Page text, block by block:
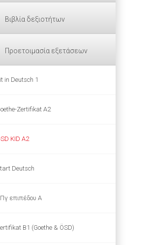
Βιβλία δεξιοτήτων
Προετοιμασία εξετάσεων
in Deutsch 1
Zertifikat A2
KID A2
Deutsch
επιπέδου Α
B1 (Goethe & ÖSD)